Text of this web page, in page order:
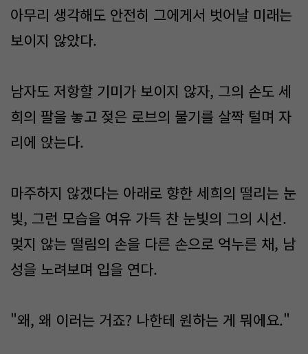
아무리 생각해도 안전히 그에게서 벗어날 미래는
보이지 않았다.
남자도 저항할 기미가 보이지 않자, 그의 손도 세
희의 팔을 놓고 젖은 로브의 물기를 살짝 털며 자
리에 앉는다.
마주하지 않겠다는 아래로 향한 세희의 떨리는 눈
빛, 그런 모습을 여유 가득 찬 눈빛의 그의 시선.
멎지 않는 떨림의 손을 다른 손으로 억누른 채, 남
성을 노려보며 입을 연다.
"왜, 왜 이러는 거죠? 나한테 원하는 게 뭐에요."